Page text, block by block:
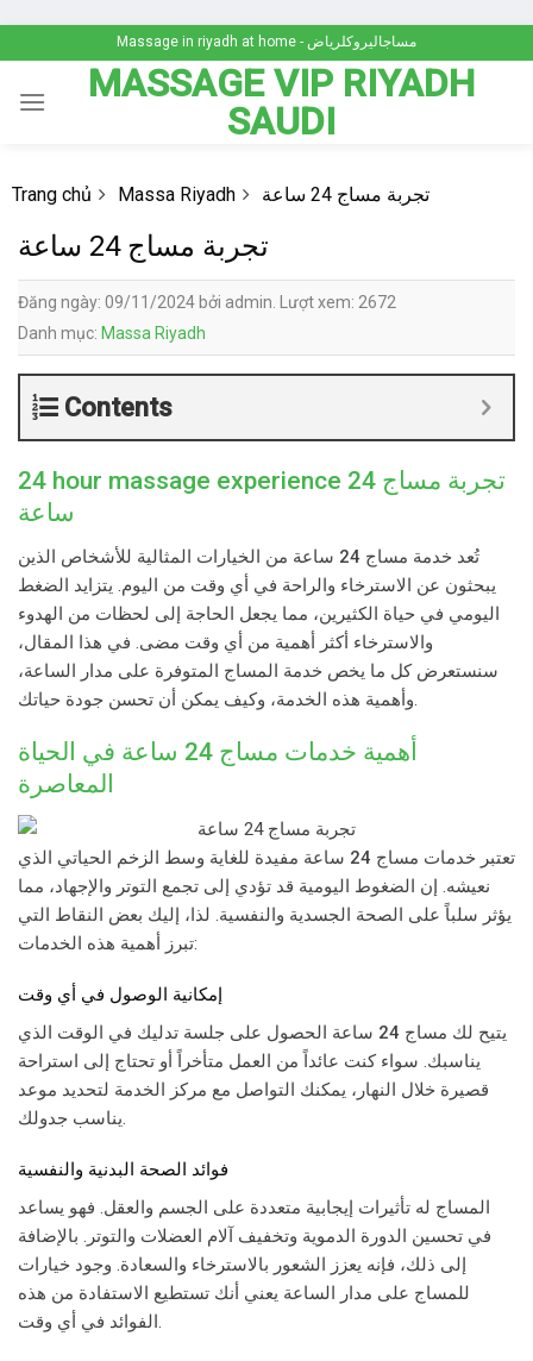
to
content
Massage in riyadh at home - مساجاليروكلرياض
MASSAGE VIP RIYADH
SAUDI
Trang chủ Massa Riyadh تجربة مساج 24 ساعة
تجربة مساج 24 ساعة
Đăng ngày: 09/11/2024 bởi admin. Lượt xem: 2672
Danh mục: Massa Riyadh
Contents
24 hour massage experience تجربة
مساج 24
ساعة
تُعد خدمة مساج 24 ساعة
من الخيارات المثالية للأشخاص الذين
يبحثون عن الاسترخاء والراحة في أي وقت من اليوم. يتزايد الضغط
اليومي في حياة الكثيرين، مما يجعل الحاجة إلى لحظات من الهدوء
والاسترخاء أكثر أهمية من أي وقت مضى. في هذا المقال،
سنستعرض كل ما يخص خدمة المساج المتوفرة على مدار الساعة،
وأهمية هذه الخدمة، وكيف يمكن أن تحسن جودة حياتك.
أهمية خدمات مساج 24 ساعة
في الحياة
المعاصرة
تعتبر خدمات مساج 24 ساعة
مفيدة للغاية وسط الزخم الحياتي الذي
نعيشه. إن الضغوط اليومية قد تؤدي إلى تجمع التوتر والإجهاد، مما
يؤثر سلباً على الصحة الجسدية والنفسية. لذا، إليك بعض النقاط التي
تبرز أهمية هذه الخدمات:
إمكانية الوصول في أي وقت
يتيح لك مساج 24 ساعة
الحصول على جلسة تدليك في الوقت الذي
يناسبك. سواء كنت عائداً من العمل متأخراً أو تحتاج إلى استراحة
قصيرة خلال النهار، يمكنك التواصل مع مركز الخدمة لتحديد موعد
يناسب جدولك.
فوائد الصحة البدنية والنفسية
المساج له تأثيرات إيجابية متعددة على الجسم والعقل. فهو يساعد
في تحسين الدورة الدموية وتخفيف آلام العضلات والتوتر. بالإضافة
إلى ذلك، فإنه يعزز الشعور بالاسترخاء والسعادة. وجود خيارات
للمساج على مدار الساعة يعني أنك تستطيع الاستفادة من هذه
الفوائد في أي وقت.